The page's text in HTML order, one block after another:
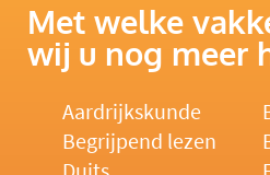
Met welke
wij u nog meer
Aardrijkskunde
Begrijpend lezen